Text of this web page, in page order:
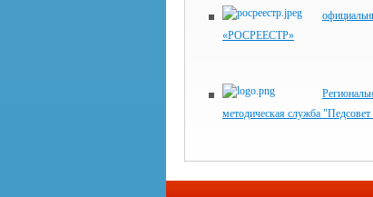
«РОСРЕЕСТР»
методическая служба